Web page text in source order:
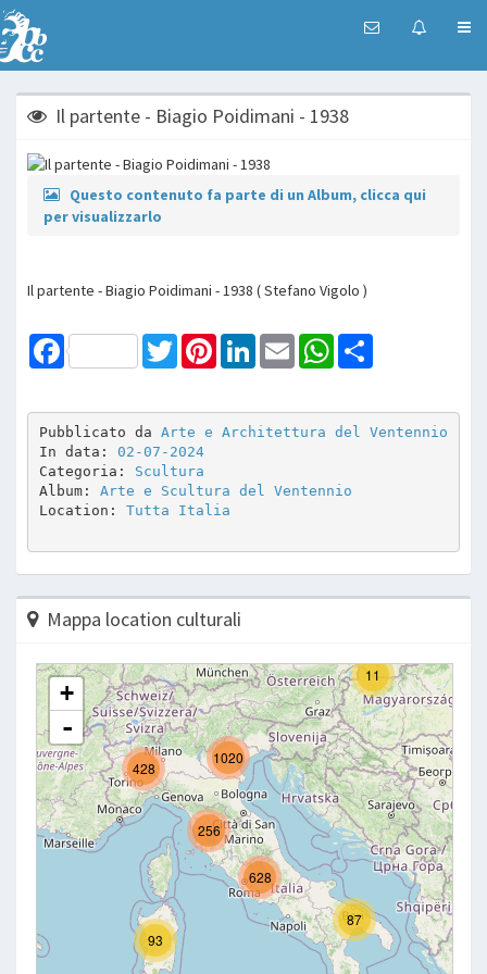
Il partente - Biagio Poidimani - 1938
Questo contenuto fa parte di un Album, clicca qui
per visualizzarlo
Il partente - Biagio Poidimani - 1938 ( Stefano Vigolo )
Facebook TwitterPinterestLinkedInEmail WhatsApp
Pubblicato da Arte e Architettura del Ventennio
In data: 02-07-2024
Categoria: Scultura
Album: Arte e Scultura del Ventennio
Location: Tutta Italia
Mappa location culturali